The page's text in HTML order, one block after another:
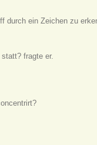
durch ein Zeichen zu
fragte er.